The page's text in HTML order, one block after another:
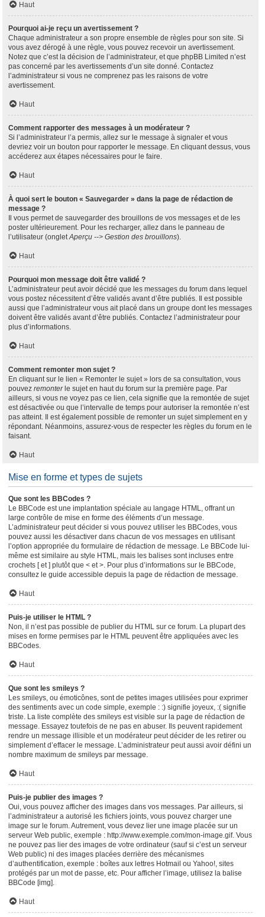
Haut
Pourquoi ai-je reçu un avertissement ?
Chaque administrateur a son propre ensemble de règles pour son site. Si
vous avez dérogé à une règle, vous pouvez recevoir un avertissement.
Notez que c’est la décision de l’administrateur, et que phpBB Limited n’est
pas concerné par les avertissements d’un site donné. Contactez
l’administrateur si vous ne comprenez pas les raisons de votre
avertissement.
Haut
Comment rapporter des messages à un modérateur ?
Si l’administrateur l’a permis, allez sur le message à signaler et vous
devriez voir un bouton pour rapporter le message. En cliquant dessus, vous
accéderez aux étapes nécessaires pour le faire.
Haut
À quoi sert le bouton « Sauvegarder » dans la page de rédaction de
message ?
Il vous permet de sauvegarder des brouillons de vos messages et de les
poster ultérieurement. Pour les recharger, allez dans le panneau de
l’utilisateur (ongletAperçu --> Gestion des brouillons).
Haut
Pourquoi mon message doit être validé ?
L’administrateur peut avoir décidé que les messages du forum dans lequel
vous postez nécessitent d’être validés avant d’être publiés. Il est possible
aussi que l’administrateur vous ait placé dans un groupe dont les messages
doivent être validés avant d’être publiés. Contactez l’administrateur pour
plus d’informations.
Haut
Comment remonter mon sujet ?
En cliquant sur le lien « Remonter le sujet » lors de sa consultation, vous
pouvez remonterle sujet en haut du forum sur la première page. Par
ailleurs, si vous ne voyez pas ce lien, cela signifie que la remontée de sujet
est désactivée ou que l’intervalle de temps pour autoriser la remontée n’est
pas atteint. Il est également possible de remonter un sujet simplement en y
répondant. Néanmoins, assurez-vous de respecter les règles du forum en le
faisant.
Haut
Mise en forme et types de sujets
Que sont les BBCodes ?
Le BBCode est une implantation spéciale au langage HTML, offrant un
large contrôle de mise en forme des éléments d’un message.
L’administrateur peut décider si vous pouvez utiliser les BBCodes, vous
pouvez aussi les désactiver dans chacun de vos messages en utilisant
l’option appropriée du formulaire de rédaction de message. Le BBCode lui-
même est similaire au style HTML, mais les balises sont incluses entre
crochets [ et ] plutôt que < et >. Pour plus d’informations sur le BBCode,
consultez le guide accessible depuis la page de rédaction de message.
Haut
Puis-je utiliser le HTML ?
Non, il n’est pas possible de publier du HTML sur ce forum. La plupart des
mises en forme permises par le HTML peuvent être appliquées avec les
BBCodes.
Haut
Que sont les smileys ?
Les smileys, ou émoticônes, sont de petites images utilisées pour exprimer
des sentiments avec un code simple, exemple : :) signifie joyeux, :( signifie
triste. La liste complète des smileys est visible sur la page de rédaction de
message. Essayez toutefois de ne pas en abuser. Ils peuvent rapidement
rendre un message illisible et un modérateur peut décider de les retirer ou
simplement d’effacer le message. L’administrateur peut aussi avoir défini un
nombre maximum de smileys par message.
Haut
Puis-je publier des images ?
Oui, vous pouvez afficher des images dans vos messages. Par ailleurs, si
l’administrateur a autorisé les fichiers joints, vous pouvez charger une
image sur le forum. Autrement, vous devez lier une image placée sur un
serveur Web public, exemple : http://www.exemple.com/mon-image.gif. Vous
ne pouvez pas lier des images de votre ordinateur (sauf si c’est un serveur
Web public) ni des images placées derrière des mécanismes
d’authentification, exemple : boîtes aux lettres Hotmail ou Yahoo!, sites
protégés par un mot de passe, etc. Pour afficher l’image, utilisez la balise
BBCode [img].
Haut